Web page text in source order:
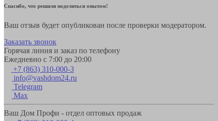
Спасибо, что решили поделиться опытом!
Ваш отзыв будет опубликован после проверки модератором.
Заказать звонок
Горячая линия и заказ по телефону
Ежедневно с 7:00 до 20:00
+7 (863) 310-000-3
info@vashdom24.ru
Telegram
Max
Ваш Дом Профи - отдел оптовых продаж